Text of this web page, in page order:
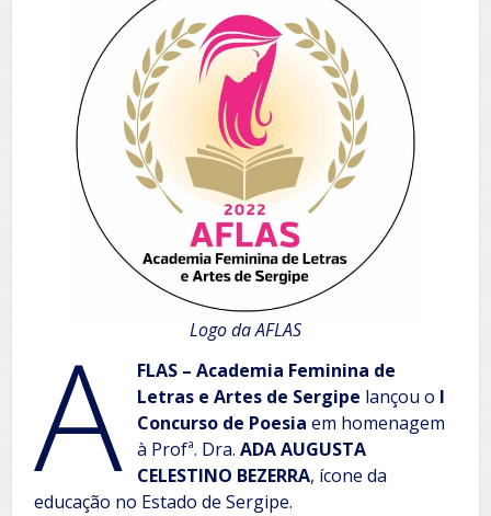
Logo da AFLAS
A
FLAS – Academia Feminina de
Letras e Artes de Sergipe lançou o I
Concurso de Poesia em homenagem
à Profª. Dra.ADA AUGUSTA
CELESTINO BEZERRA, ícone da
educação no Estado de Sergipe.